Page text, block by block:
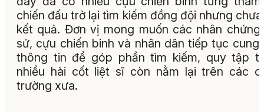
chiến đấu trở lại tìm kiếm đồng đội nhưng
kết quả. Đơn vị mong muốn các nhân chứng
sử, cựu chiến binh và nhân dân tiếp tục cung
thông tin để góp phần tìm kiếm, quy tập
nhiều hài cốt liệt sĩ còn nằm lại trên các
trường xưa.